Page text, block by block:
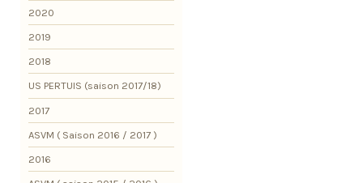
2020
2019
2018
US PERTUIS (saison 2017/18)
2017
ASVM ( Saison 2016 / 2017 )
2016